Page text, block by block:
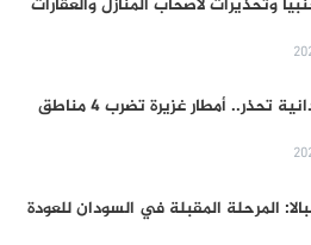
الأرصاد السودانية تحذر.. أمطار غزيرة تضرب 4 مناطق
المرحلة المقبلة في السودان للعودة